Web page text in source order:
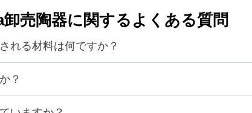
売陶器に関するよくある質問
れる材料は何ですか？
？